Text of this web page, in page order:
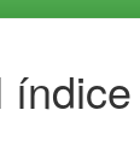
índice